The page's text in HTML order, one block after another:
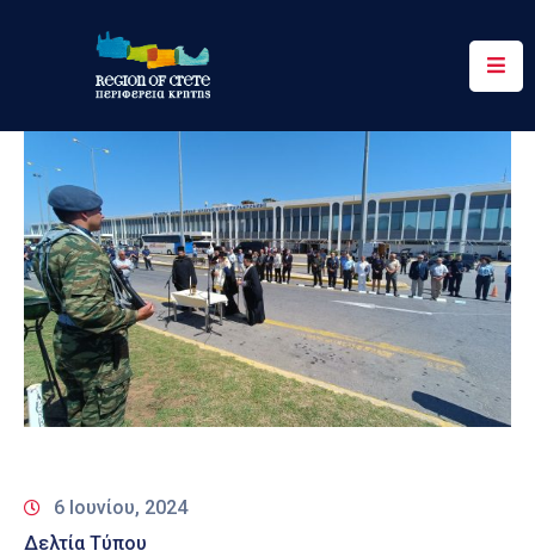
Περιφέρεια
Ενημέρωση
Έργα
&
Δράσεις
Ψηφιακές
Υπηρεσίες
Επικοινωνία
6 Ιουνίου, 2024
Δελτία Τύπου